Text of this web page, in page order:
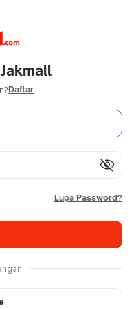
Daftar
visibility_off
Lupa Password?